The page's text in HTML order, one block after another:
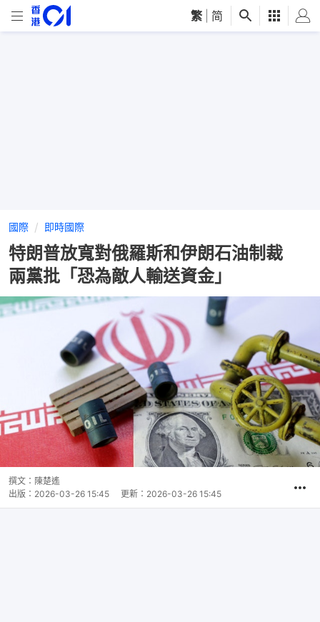
繁 简
國際 即時國際
特朗普放寬對俄羅斯和伊朗石油制裁
兩黨批「恐為敵人輸送資金」
撰文： 陳楚遙
出版： 2026-03-26 15:45 更新： 2026-03-26 15:45